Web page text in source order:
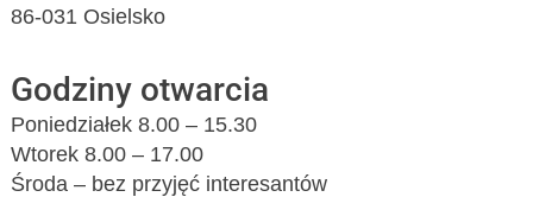
86-031 Osielsko
Godziny otwarcia
Poniedziałek 8.00 – 15.30
Wtorek 8.00 – 17.00
Środa – bez przyjęć interesantów